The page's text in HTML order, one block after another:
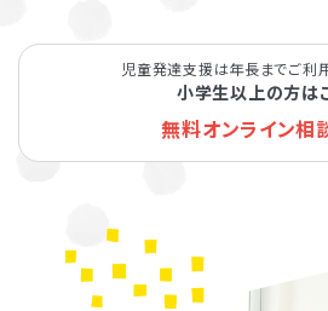
児童発達支援は年長までご利
小学生以上の方は
無料オンライン相